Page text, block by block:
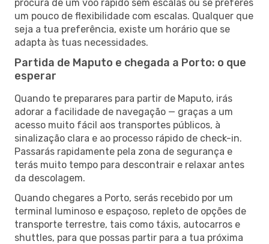
procura de um voo rápido sem escalas ou se preferes
um pouco de flexibilidade com escalas. Qualquer que
seja a tua preferência, existe um horário que se
adapta às tuas necessidades.
Partida de Maputo e chegada a Porto: o que
esperar
Quando te preparares para partir de Maputo, irás
adorar a facilidade de navegação — graças a um
acesso muito fácil aos transportes públicos, à
sinalização clara e ao processo rápido de check-in.
Passarás rapidamente pela zona de segurança e
terás muito tempo para descontrair e relaxar antes
da descolagem.
Quando chegares a Porto, serás recebido por um
terminal luminoso e espaçoso, repleto de opções de
transporte terrestre, tais como táxis, autocarros e
shuttles, para que possas partir para a tua próxima